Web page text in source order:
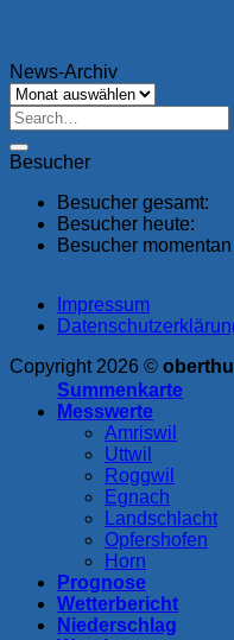
News-Archiv
News-
Archiv
Besucher
Besucher gesamt:
Besucher heute:
Besucher
Impressum
Copyright 2026 ©
Summenkarte
Messwerte
Amriswil
Uttwil
Roggwil
Egnach
Landschlacht
Opfershofen
Horn
Prognose
Wetterbericht
Niederschlag